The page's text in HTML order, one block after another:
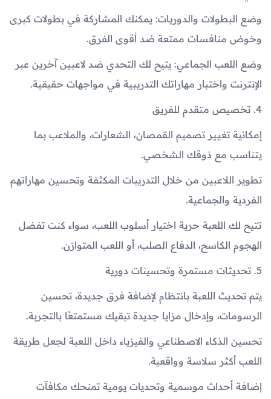
وضع البطولات والدوريات: يمكنك المشاركة في بطولات كبرى
وخوض منافسات ممتعة ضد أقوى الفرق.
وضع اللعب الجماعي: يتيح لك التحدي ضد لاعبين آخرين عبر
الإنترنت واختبار مهاراتك التدريبية في مواجهات حقيقية.
4. تخصيص متقدم للفريق
إمكانية تغيير تصميم القمصان، الشعارات، والملاعب بما
يتناسب مع ذوقك الشخصي.
تطوير اللاعبين من خلال التدريبات المكثفة وتحسين مهاراتهم
الفردية والجماعية.
تتيح لك اللعبة حرية اختيار أسلوب اللعب، سواء كنت تفضل
الهجوم الكاسح، الدفاع الصلب، أو اللعب المتوازن.
5. تحديثات مستمرة وتحسينات دورية
يتم تحديث اللعبة بانتظام لإضافة فرق جديدة، تحسين
الرسومات، وإدخال مزايا جديدة تبقيك مستمتعًا بالتجربة.
تحسين الذكاء الاصطناعي والفيزياء داخل اللعبة لجعل طريقة
اللعب أكثر سلاسة وواقعية.
إضافة أحداث موسمية وتحديات يومية تمنحك مكافآت